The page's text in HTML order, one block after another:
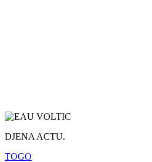
DJENA ACTU.
TOGO